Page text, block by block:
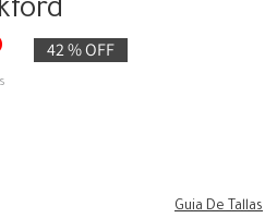
42 %OFF
Guia De Tallas